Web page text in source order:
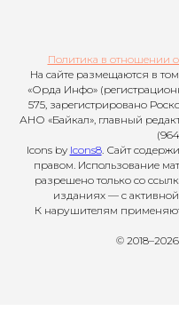
Политика в отношении
На сайте размещаются в
«Орда Инфо»
575, зарегистрировано
АНО «Байкал», главный
Icons by Icons8. Сайт
правом. Использование
разрешено только со
изданиях — с
К нарушителям
©